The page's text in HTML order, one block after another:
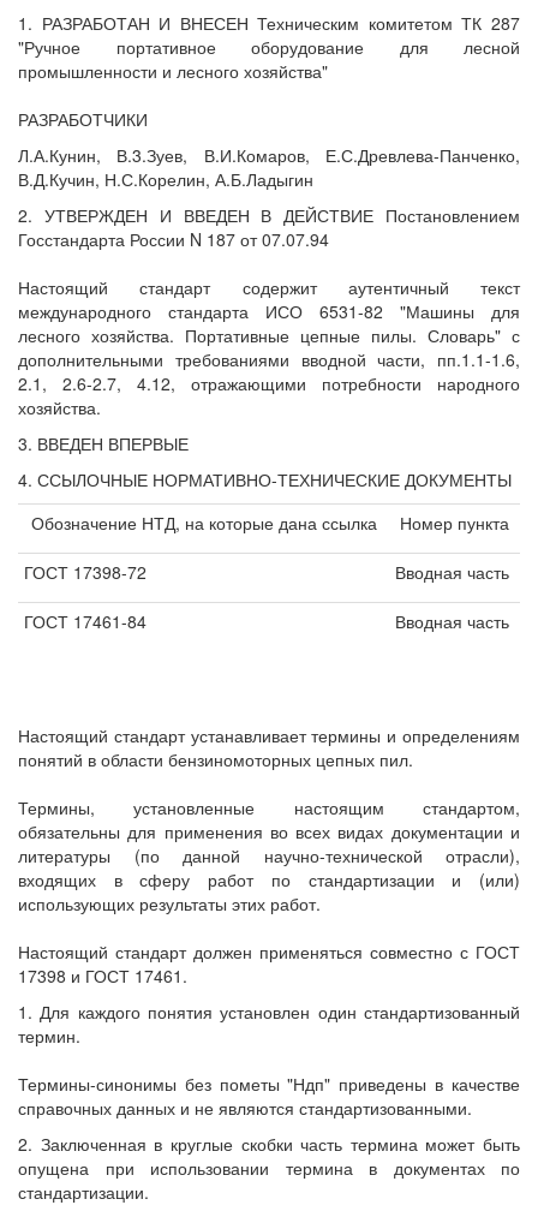
1. РАЗРАБОТАН И ВНЕСЕН Техническим комитетом ТК 287
"Ручное портативное оборудование для лесной
промышленности и лесного хозяйства"
РАЗРАБОТЧИКИ
Л.А.Кунин, В.3.Зуев, В.И.Комаров, Е.С.Древлева-Панченко,
В.Д.Кучин, Н.С.Корелин, А.Б.Ладыгин
2. УТВЕРЖДЕН И ВВЕДЕН В ДЕЙСТВИЕ Постановлением
Госстандарта России N 187 от 07.07.94
Настоящий стандарт содержит аутентичный текст
международного стандарта ИСО 6531-82 "Машины для
лесного хозяйства. Портативные цепные пилы. Словарь" с
дополнительными требованиями вводной части, пп.1.1-1.6,
2.1, 2.6-2.7, 4.12, отражающими потребности народного
хозяйства.
3. ВВЕДЕН ВПЕРВЫЕ
4. ССЫЛОЧНЫЕ НОРМАТИВНО-ТЕХНИЧЕСКИЕ ДОКУМЕНТЫ
Обозначение НТД, на которые дана ссылка
Номер пункта
ГОСТ 17398-72 Вводная часть
ГОСТ 17461-84 Вводная часть
Настоящий стандарт устанавливает термины и определениям
понятий в области бензиномоторных цепных пил.
Термины, установленные настоящим стандартом,
обязательны для применения во всех видах документации и
литературы (по данной научно-технической отрасли),
входящих в сферу работ по стандартизации и (или)
использующих результаты этих работ.
Настоящий стандарт должен применяться совместно с ГОСТ
17398 и ГОСТ 17461.
1. Для каждого понятия установлен один стандартизованный
термин.
Термины-синонимы без пометы "Ндп" приведены в качестве
справочных данных и не являются стандартизованными.
2. Заключенная в круглые скобки часть термина может быть
опущена при использовании термина в документах по
стандартизации.